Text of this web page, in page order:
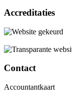
Accreditaties
Contact
Accountantkaart